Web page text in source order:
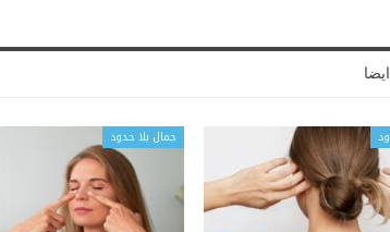
جمال بلا حدود